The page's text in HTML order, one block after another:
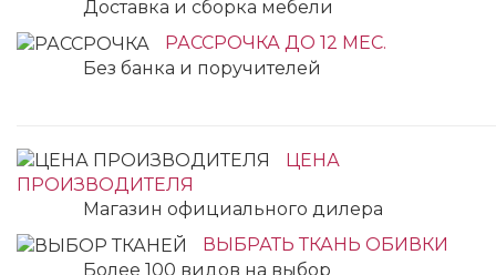
Доставка и сборка мебели
РАССРОЧКА ДО 12 МЕС.
Без банка и поручителей
ЦЕНА
ПРОИЗВОДИТЕЛЯ
Магазин официального дилера
ВЫБРАТЬ ТКАНЬ ОБИВКИ
Более 100 видов на выбор